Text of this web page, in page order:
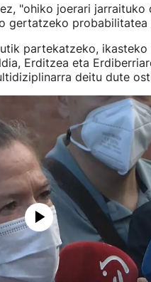
"ohiko joerari jarraituko
gertatzeko probabilitatea
partekatzeko,
Erditzea eta
deitu dute